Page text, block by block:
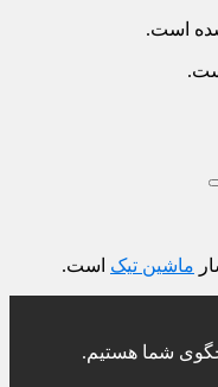
است.
ماشین تیک است.